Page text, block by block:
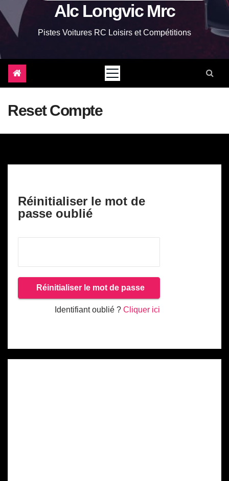
Alc Longvic Mrc
Pistes Voitures RC Loisirs et Compétitions
Reset Compte
Réinitialiser le mot de
passe oublié
Identifiant oublié ? Cliquer ici